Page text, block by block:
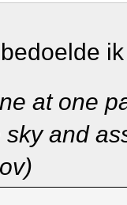
at one
and